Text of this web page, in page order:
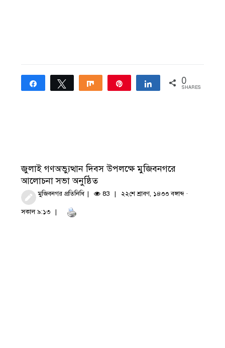
Share Tweet Share Share 0
SHARES
জুলাই গণঅভ্যুত্থান দিবস উপলক্ষে মুজিবনগরে
আলোচনা সভা অনুষ্ঠিত
মুজিবনগর প্রতিনিধি 83 ২২শে শ্রাবণ, ১৪৩৩ বঙ্গাব্দ ·
সকাল ৯:১৩